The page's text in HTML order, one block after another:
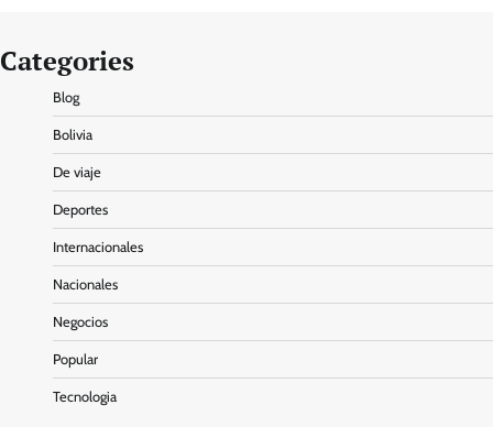
Categories
Blog
Bolivia
De viaje
Deportes
Internacionales
Nacionales
Negocios
Popular
Tecnologia